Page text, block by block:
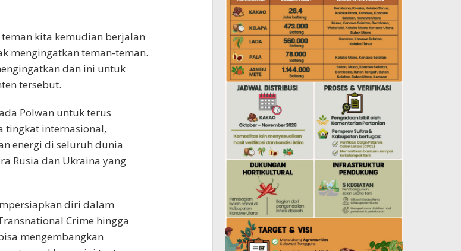
kita kemudian berjalan
mengingatkan teman-teman.
dan ini untuk
tersebut.
Polwan untuk terus
tingkat internasional,
energi di seluruh dunia
Rusia dan Ukraina yang
diri dalam
Crime hingga
mengembangkan